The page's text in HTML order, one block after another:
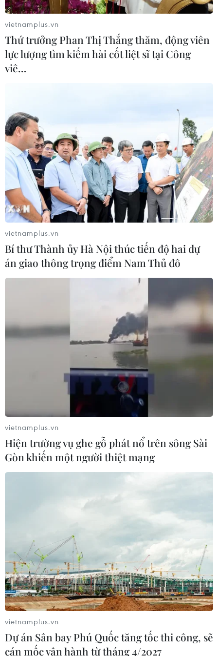
để mở lại eo biển Hormuz
Làn sóng người Israel di cư ra nước
ngoài vẫn ở mức kỷ lục
Tín hiệu tích cực đối với tiến trình
phục hồi kinh tế của Syria
03/08/2026 07:22
Tổng thống Mỹ: Các bên đạt bước
tiến hướng tới chấm dứt xung đột với
Iran
03/08/2026 06:24
Tổng thống Trump thông báo thời
điểm Mỹ nối lại đàm phán với Iran
Xem thêm
CƠ QUAN CHỦ QUẢN: THÔNG TẤN XÃ VIỆT NAM
Tổng Biên tập: TRẦN TIẾN DUẨN
Phó Tổng Biên tập: NGUYỄN THỊ TÁM, KHÚC THANH
THỦY
Quy định sử dụng
Dịch vụ tin
Quảng cáo
Liên hệ
Giấy phép số: 1374/GP-BTTTT do Bộ Thông tin và Truyền thông
cấp ngày 11/9/2008.
Quảng cáo: Phó TBT Nguyễn Thị Tám: 093.5958688, Email:
tamvna@gmail.com
vietnamplus.vn
Thứ trưởng Phan Thị Thắng thăm, động viên
lực lượng tìm kiếm hài cốt liệt sĩ tại Công
viê…
vietnamplus.vn
Bí thư Thành ủy Hà Nội thúc tiến độ hai dự
án giao thông trọng điểm Nam Thủ đô
vietnamplus.vn
Hiện trường vụ ghe gỗ phát nổ trên sông Sài
Gòn khiến một người thiệt mạng
vietnamplus.vn
Dự án Sân bay Phú Quốc tăng tốc thi công, sẽ
cán mốc vận hành từ tháng 4/2027